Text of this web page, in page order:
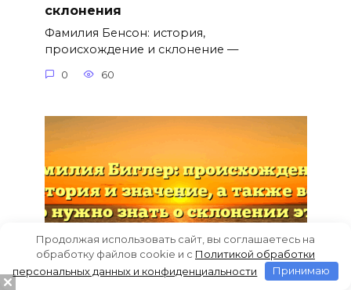
склонения
Фамилия Бенсон: история,
происхождение и склонение —
0 60
Продолжая использовать сайт, вы соглашаетесь на
обработку файлов cookie и c Политикой обработки
персональных данных и конфиденциальности
Принимаю